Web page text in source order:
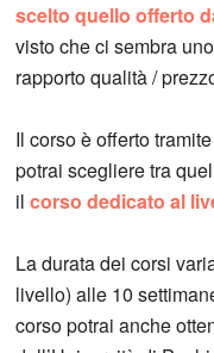
scelto quello offerto
visto che ci sembra
rapporto qualità /
Il corso è offerto
potrai scegliere tra
ilcorso dedicato al
La durata dei corsi
livello) alle 10
corso potrai anche